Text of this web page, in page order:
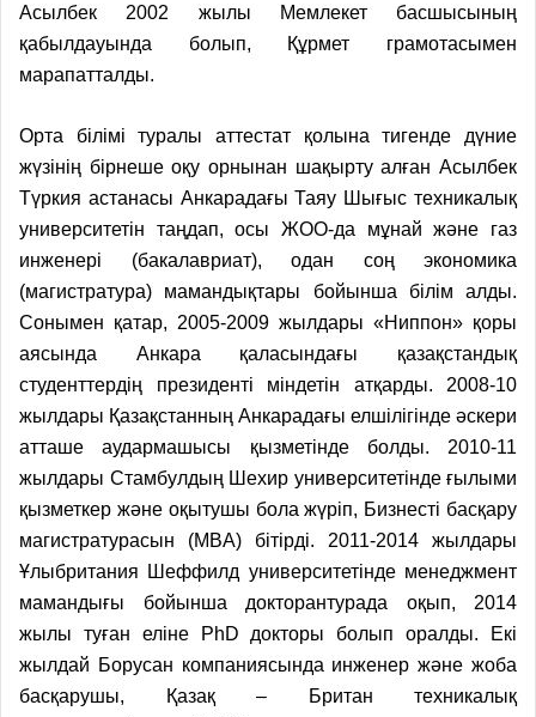
Асылбек 2002 жылы Мемлекет басшысының
қабылдауында болып, Құрмет грамотасымен
марапатталды.
Орта білімі туралы аттестат қолына тигенде дүние
жүзінің бірнеше оқу орнынан шақырту алған Асылбек
Түркия астанасы Анкарадағы Таяу Шығыс техникалық
университетін таңдап, осы ЖОО-да мұнай және газ
инженері (бакалавриат), одан соң экономика
(магистратура) мамандықтары бойынша білім алды.
Сонымен қатар, 2005-2009 жылдары «Ниппон» қоры
аясында Анкара қаласындағы қазақстандық
студенттердің президенті міндетін атқарды. 2008-10
жылдары Қазақстанның Анкарадағы елшілігінде әскери
атташе аудармашысы қызметінде болды. 2010-11
жылдары Стамбулдың Шехир университетінде ғылыми
қызметкер және оқытушы бола жүріп, Бизнесті басқару
магистратурасын (MBA) бітірді. 2011-2014 жылдары
Ұлыбритания Шеффилд университетінде менеджмент
мамандығы бойынша докторантурада оқып, 2014
жылы туған еліне PhD докторы болып оралды. Екі
жылдай Борусан компаниясында инженер және жоба
басқарушы, Қазақ – Британ техникалық